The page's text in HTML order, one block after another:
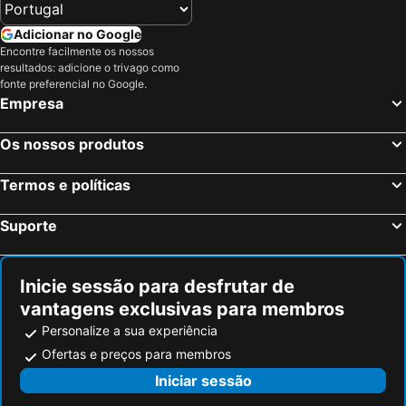
Diano Marina, Liguria Hotéis
Rapallo, Liguria Hotéis
Milão, Lombardia Hotéis
Florença, Toscana Hotéis
Verona, Veneto Hotéis
Adicionar no Google
Encontre facilmente os nossos
resultados: adicione o trivago como
fonte preferencial no Google.
Empresa
Os nossos produtos
Termos e políticas
Suporte
Inicie sessão para desfrutar de
vantagens exclusivas para membros
Personalize a sua experiência
Ofertas e preços para membros
Iniciar sessão